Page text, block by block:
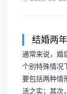
结婚两
通常来说，婚
个别特殊情况
要包括两种情
活之实；其次
结婚